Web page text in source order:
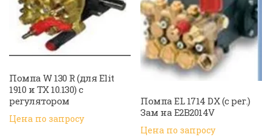
Помпа W 130 R (для Elit
1910 и TX 10.130) с
регулятором
Цена по запросу
Помпа EL 1714 DX (с рег.)
Зам на E2B2014V
Цена по запросу